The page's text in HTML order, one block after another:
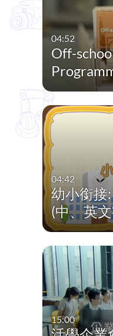
04:52
Off-
04:42
幼小銜接
(中、英
15:00